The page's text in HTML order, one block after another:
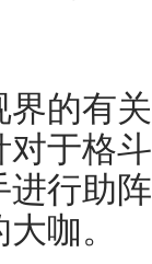
的有关
于格
行助
咖。